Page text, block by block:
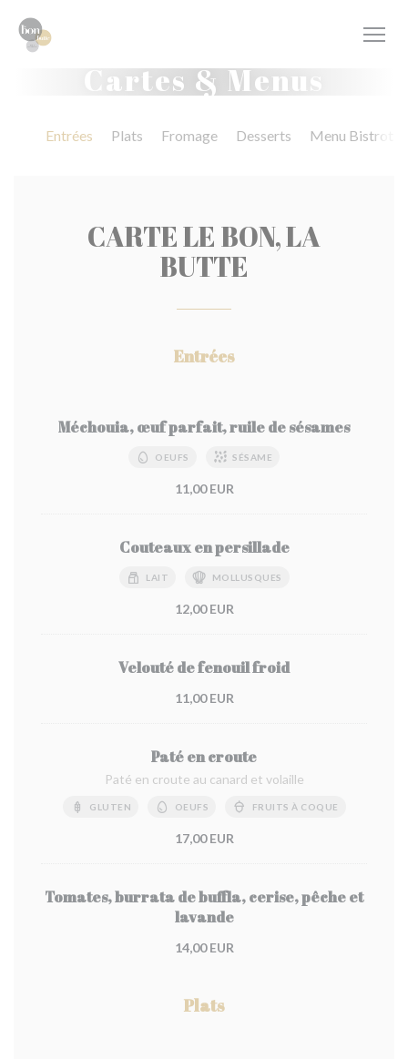
Cartes & Menus
Entrées Plats Fromage Desserts Menu Bistrot
CARTE LE BON, LA
BUTTE
Entrées
Méchouia, œuf parfait, ruile de sésames
OEUFS SÉSAME
11,00 EUR
Couteaux en persillade
LAIT MOLLUSQUES
12,00 EUR
Velouté de fenouil froid
11,00 EUR
Paté en croute
Paté en croute au canard et volaille
GLUTEN OEUFS FRUITS À COQUE
17,00 EUR
Tomates, burrata de buffla, cerise, pêche et
lavande
14,00 EUR
Plats